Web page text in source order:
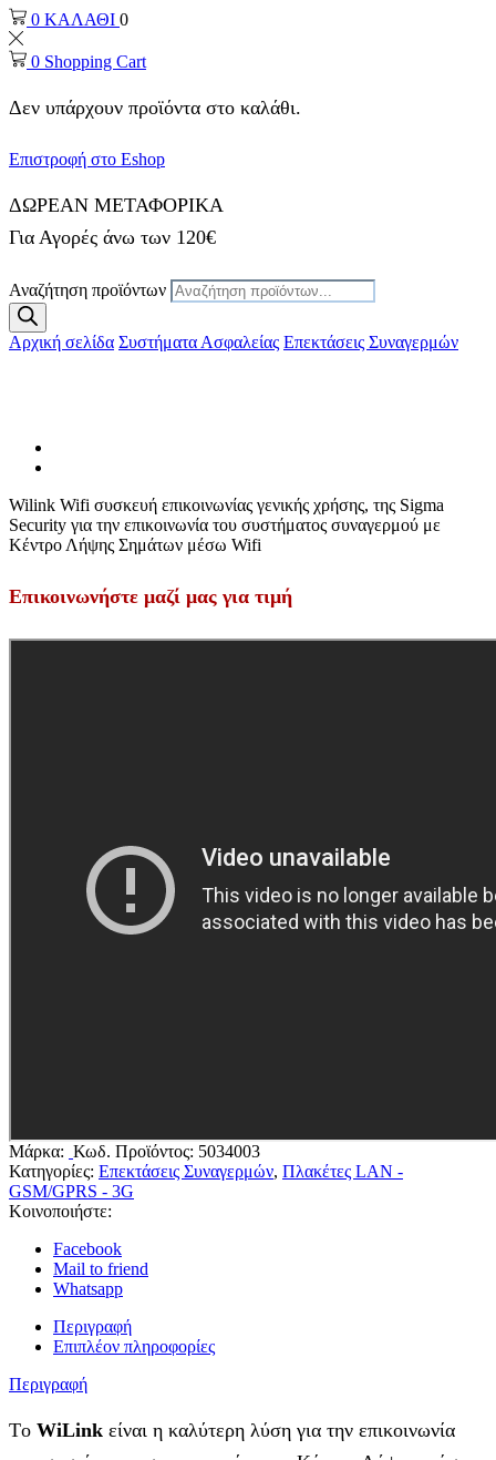
0 ΚΑΛΑΘΙ 0
0 Shopping Cart
Δεν υπάρχουν προϊόντα στο καλάθι.
Επιστροφή στο Eshop
ΔΩΡΕΑΝ ΜΕΤΑΦΟΡΙΚΑ
Για Αγορές άνω των 120€
Αναζήτηση προϊόντων
Αρχική σελίδα Συστήματα Ασφαλείας Επεκτάσεις Συναγερμών
Wilink Wifi συσκευή επικοινωνίας γενικής χρήσης, της Sigma
Security για την επικοινωνία του συστήματος συναγερμού με
Κέντρο Λήψης Σημάτων μέσω Wifi
Επικοινωνήστε μαζί μας για τιμή
Μάρκα: Κωδ. Προϊόντος: 5034003
Κατηγορίες: Επεκτάσεις Συναγερμών, Πλακέτες LAN -
GSM/GPRS - 3G
Κοινοποιήστε:
Facebook
Mail to friend
Whatsapp
Περιγραφή
Επιπλέον πληροφορίες
Περιγραφή
Tο WiLink είναι η καλύτερη λύση για την επικοινωνία